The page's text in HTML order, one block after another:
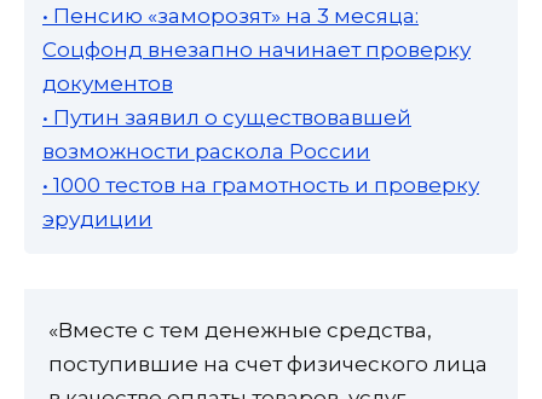
• Пенсию «заморозят» на 3 месяца:
Соцфонд внезапно начинает проверку
документов
• Путин заявил о существовавшей
возможности раскола России
• 1000 тестов на грамотность и проверку
эрудиции
«Вместе с тем денежные средства,
поступившие на счет физического лица